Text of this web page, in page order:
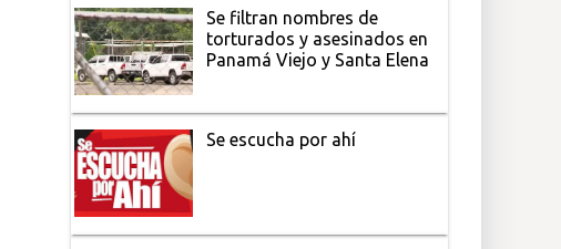
Se filtran nombres de
torturados y asesinados en
Panamá Viejo y Santa Elena
Se escucha por ahí